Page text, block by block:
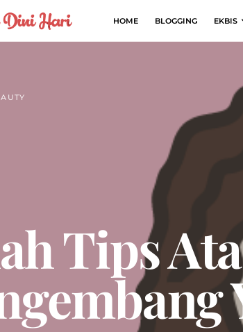
HOME BLOGGING EKBIS
Tips